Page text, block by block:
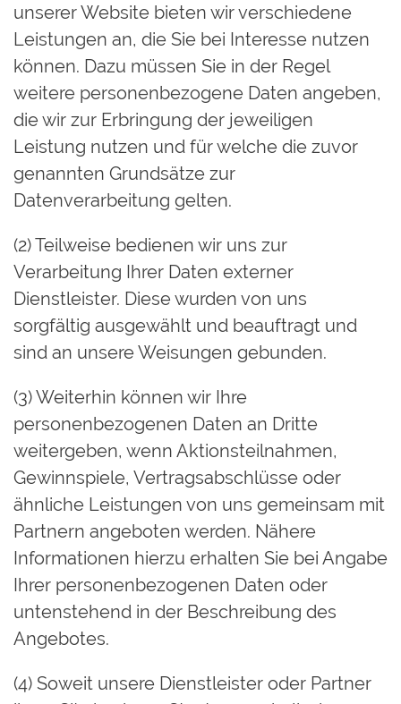
unserer Website bieten wir verschiedene
Leistungen an, die Sie bei Interesse nutzen
können. Dazu müssen Sie in der Regel
weitere personenbezogene Daten angeben,
die wir zur Erbringung der jeweiligen
Leistung nutzen und für welche die zuvor
genannten Grundsätze zur
Datenverarbeitung gelten.
(2) Teilweise bedienen wir uns zur
Verarbeitung Ihrer Daten externer
Dienstleister. Diese wurden von uns
sorgfältig ausgewählt und beauftragt und
sind an unsere Weisungen gebunden.
(3) Weiterhin können wir Ihre
personenbezogenen Daten an Dritte
weitergeben, wenn Aktionsteilnahmen,
Gewinnspiele, Vertragsabschlüsse oder
ähnliche Leistungen von uns gemeinsam mit
Partnern angeboten werden. Nähere
Informationen hierzu erhalten Sie bei Angabe
Ihrer personenbezogenen Daten oder
untenstehend in der Beschreibung des
Angebotes.
(4) Soweit unsere Dienstleister oder Partner